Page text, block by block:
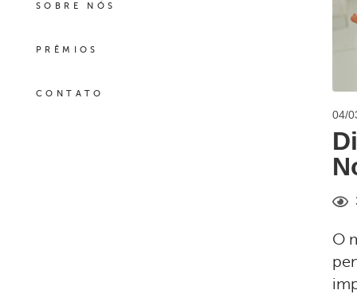
SOBRE NÓS
PRÊMIOS
CONTATO
04/
O